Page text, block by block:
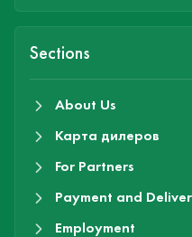
Sections
About Us
Карта дилеров
For Partners
Payment and
Employment